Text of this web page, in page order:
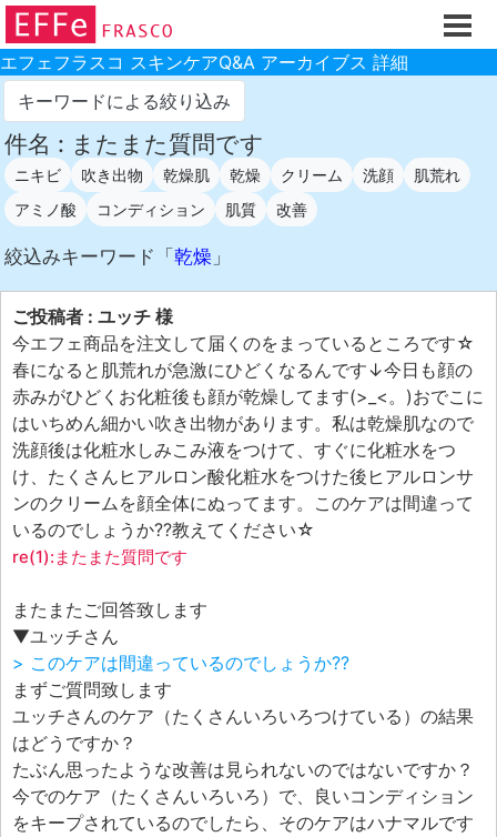
ホーム
ご注文フォーム
初回割引
製品のご案内
お買い物ガイド
スキンケアQ&Aアーカイブス
製品レビュー
スキンケア基礎講座
コスメ辞典 化粧品成分検索
ご購入履歴
ご登録情報
ご紹介(アフェリエイト)制度
エフェ研究所について
お問い合わせフォーム
エフェフラスコ スキンケアQ&A アーカイブス 詳細
キーワードによる絞り込み
件名 : またまた質問です
ニキビ 吹き出物 乾燥肌 乾燥 クリーム 洗顔
肌荒れ
アミノ酸
コンディション 肌質 改善
絞込みキーワード「 乾燥 」
ご投稿者 : ユッチ 様
今エフェ商品を注文して届くのをまっているところです☆
春になると肌荒れが急激にひどくなるんです↓今日も顔の
赤みがひどくお化粧後も顔が乾燥してます(>_<。)おでこに
はいちめん細かい吹き出物があります。私は乾燥肌なので
洗顔後は化粧水しみこみ液をつけて、すぐに化粧水をつ
け、たくさんヒアルロン酸化粧水をつけた後ヒアルロンサ
ンのクリームを顔全体にぬってます。このケアは間違って
いるのでしょうか??教えてください☆
re(1):またまた質問です
またまたご回答致します
▼ユッチさん
> このケアは間違っているのでしょうか??
まずご質問致します
ユッチさんのケア（たくさんいろいろつけている）の結果
はどうですか？
たぶん思ったような改善は見られないのではないですか？
今でのケア（たくさんいろいろ）で、良いコンディション
をキープされているのでしたら、そのケアはハナマルです